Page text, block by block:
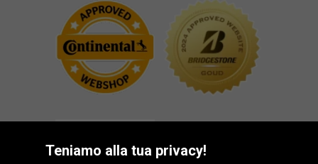
Teniamo alla tua privacy!